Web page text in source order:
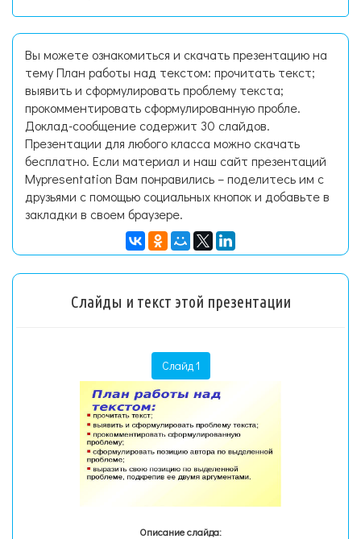
Вы можете ознакомиться и скачать презентацию на
тему План работы над текстом: прочитать текст;
выявить и сформулировать проблему текста;
прокомментировать сформулированную пробле.
Доклад-сообщение содержит 30 слайдов.
Презентации для любого класса можно скачать
бесплатно. Если материал и наш сайт презентаций
Mypresentation Вам понравились – поделитесь им с
друзьями с помощью социальных кнопок и добавьте в
закладки в своем браузере.
Слайды и текст этой презентации
Слайд 1
Описание слайда: